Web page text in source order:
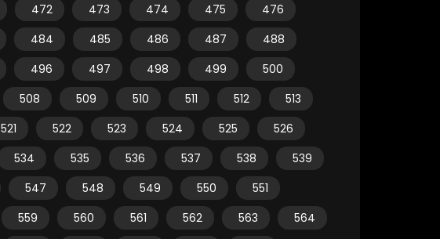
472 473 474 475
476
484 485 486 487
488
496 497 498 499
500
508 509 510 511 512
513
521 522 523 524 525
526
534 535 536 537 538
539
547 548 549 550
551
559 560 561 562 563
564